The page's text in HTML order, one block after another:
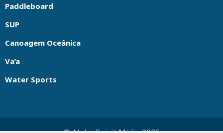
Paddleboard
SUP
Canoagem Oceânica
Va’a
Water Sports